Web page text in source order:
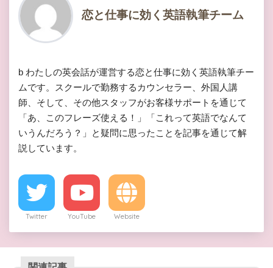
恋と仕事に効く英語執筆チーム
b わたしの英会話が運営する恋と仕事に効く英語執筆チー
ムです。スクールで勤務するカウンセラー、外国人講
師、そして、その他スタッフがお客様サポートを通じて
「あ、このフレーズ使える！」「これって英語でなんて
いうんだろう？」と疑問に思ったことを記事を通じて解
説しています。
Twitter YouTube Website